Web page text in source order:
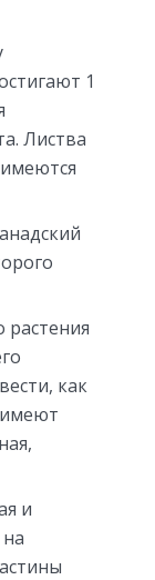
1
Листва
растения
как
и